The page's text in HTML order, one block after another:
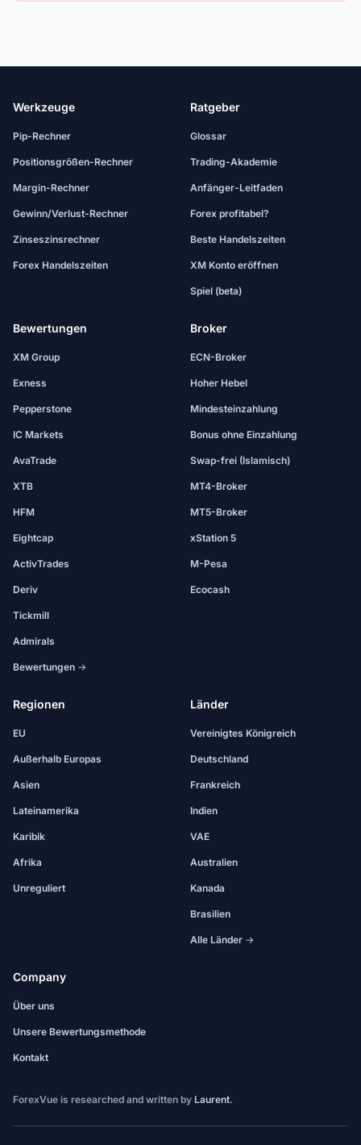
Werkzeuge
Pip-Rechner
Positionsgrößen-Rechner
Margin-Rechner
Gewinn/Verlust-Rechner
Zinseszinsrechner
Forex Handelszeiten
Ratgeber
Glossar
Trading-Akademie
Anfänger-Leitfaden
Forex profitabel?
Beste Handelszeiten
XM Konto eröffnen
Spiel (beta)
Bewertungen
XM Group
Exness
Pepperstone
IC Markets
AvaTrade
XTB
HFM
Eightcap
ActivTrades
Deriv
Tickmill
Admirals
Bewertungen →
Broker
ECN-Broker
Hoher Hebel
Mindesteinzahlung
Bonus ohne Einzahlung
Swap-frei (Islamisch)
MT4-Broker
MT5-Broker
xStation 5
M-Pesa
Ecocash
Regionen
EU
Außerhalb Europas
Asien
Lateinamerika
Karibik
Afrika
Unreguliert
Länder
Vereinigtes Königreich
Deutschland
Frankreich
Indien
VAE
Australien
Kanada
Brasilien
Alle Länder →
Company
Über uns
Unsere Bewertungsmethode
Kontakt
ForexVue is researched and written by Laurent.